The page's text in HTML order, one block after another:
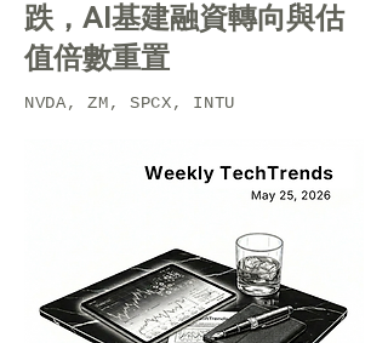
跌，AI基建融資轉向與估
值倍數重置
NVDA, ZM, SPCX, INTU